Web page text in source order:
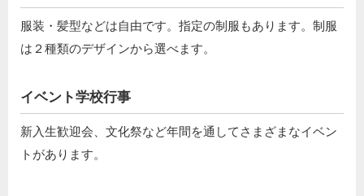
服装・髪型などは自由です。指定の制服もあります。制服
は２種類のデザインから選べます。
イベント学校行事
新入生歓迎会、文化祭など年間を通してさまざまなイベン
トがあります。